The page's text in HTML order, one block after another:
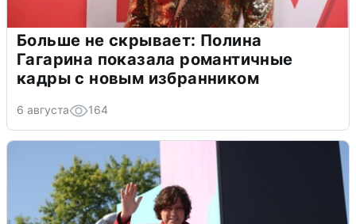
Больше не скрывает: Полина
Гагарина показала романтичные
кадры с новым избранником
6 августа 164